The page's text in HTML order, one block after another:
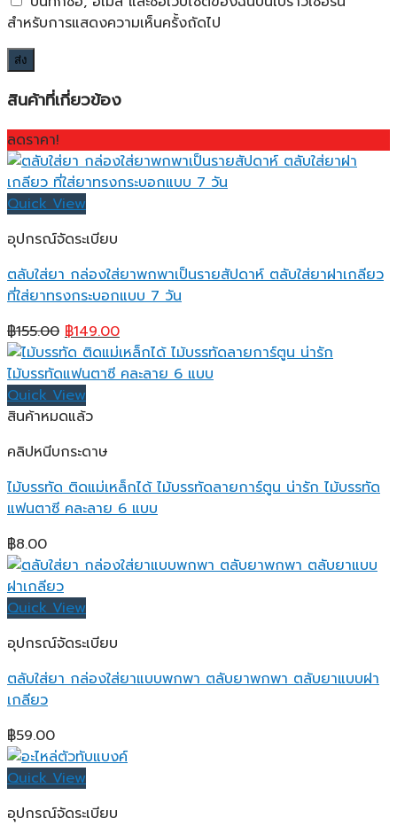
สำหรับการแสดงความเห็นครั้งถัดไป
สินค้าที่เกี่ยวข้อง
ลดราคา!
Quick View
อุปกรณ์จัดระเบียบ
ตลับใส่ยา กล่องใส่ยาพกพาเป็นรายสัปดาห์ ตลับใส่ยาฝาเกลียว
ที่ใส่ยาทรงกระบอกแบบ 7 วัน
฿155.00 Original
price
was:
฿155.00.
฿149.00Current
price
is:
Quick View
สินค้าหมดแล้ว
คลิปหนีบกระดาษ
ไม้บรรทัด ติดแม่เหล็กได้ ไม้บรรทัดลายการ์ตูน น่ารัก ไม้บรรทัด
แฟนตาซี คละลาย 6 แบบ
฿8.00
Quick View
อุปกรณ์จัดระเบียบ
ตลับใส่ยา กล่องใส่ยาแบบพกพา ตลับยาพกพา ตลับยาแบบฝา
เกลียว
฿59.00
Quick View
อุปกรณ์จัดระเบียบ